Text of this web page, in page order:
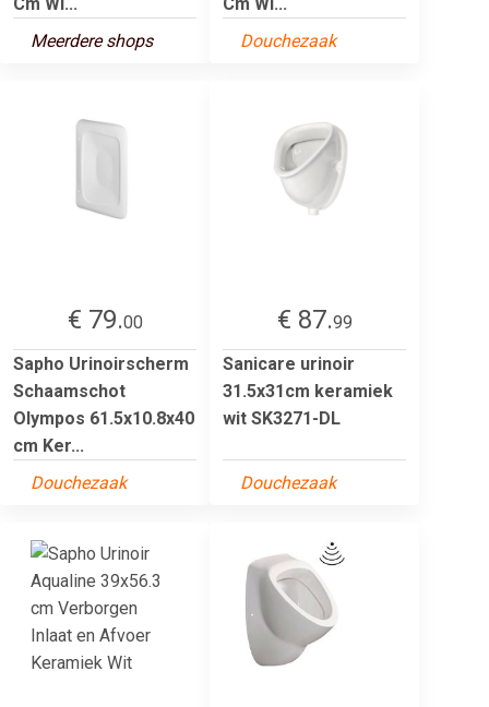
Meerdere shops
Douchezaak
€ 79.00
Sapho Urinoirscherm
Schaamschot
Olympos 61.5x10.8x40
cm Ker...
Douchezaak
€ 87.99
Sanicare urinoir
31.5x31cm keramiek
wit SK3271-DL
Douchezaak